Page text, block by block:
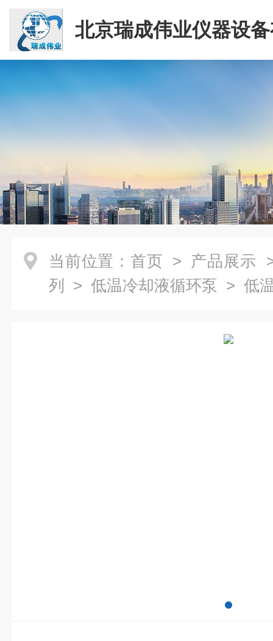
北京瑞成伟业仪器设
司
当前位置： 首页 > 产品展示
列
> 低温冷却液循环泵 > 低